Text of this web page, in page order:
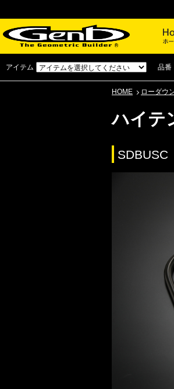
アイテム 品番
HOME ローダウ
ハイテ
SDBUSC